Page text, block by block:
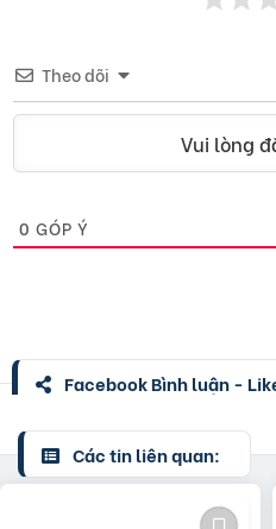
Theo dõi
Vui lòng
0 GÓP Ý
Facebook Bình luận -
Các tin liên quan: